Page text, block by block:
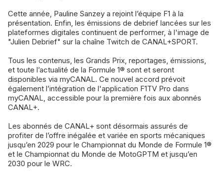
Cette année, Pauline Sanzey a rejoint l’équipe F1 à la
présentation. Enfin, les émissions de debrief lancées sur les
plateformes digitales continuent de performer, à l'image de
"Julien Debrief" sur la chaîne Twitch de CANAL+SPORT.
Tous les contenus, les Grands Prix, reportages, émissions,
et toute l’actualité de la Formule 1® sont et seront
disponibles via myCANAL. Ce nouvel accord prévoit
également l’intégration de l'application F1TV Pro dans
myCANAL, accessible pour la première fois aux abonnés
CANAL+.
Les abonnés de CANAL+ sont désormais assurés de
profiter de l’offre inégalée et variée en sports mécaniques
jusqu’en 2029 pour le Championnat du Monde de Formule 1®
et le Championnat du Monde de MotoGPTM et jusqu’en
2030 pour le WRC.